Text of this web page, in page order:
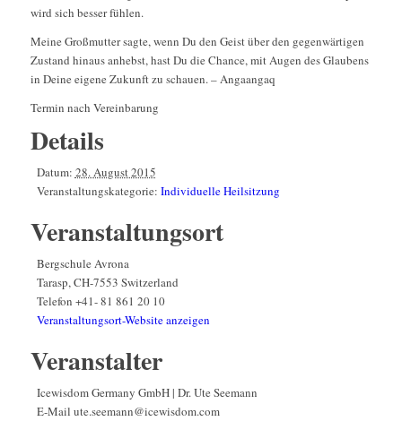
wird sich besser fühlen.
Meine Großmutter sagte, wenn Du den Geist über den gegenwärtigen
Zustand hinaus anhebst, hast Du die Chance, mit Augen des Glaubens
in Deine eigene Zukunft zu schauen. – Angaangaq
Termin nach Vereinbarung
Details
Datum: 28. August 2015
Veranstaltungskategorie: Individuelle Heilsitzung
Veranstaltungsort
Bergschule Avrona
Tarasp,CH-7553 Switzerland
Telefon +41- 81 861 20 10
Veranstaltungsort-Website anzeigen
Veranstalter
Icewisdom Germany GmbH | Dr. Ute Seemann
E-Mail ute.seemann@icewisdom.com